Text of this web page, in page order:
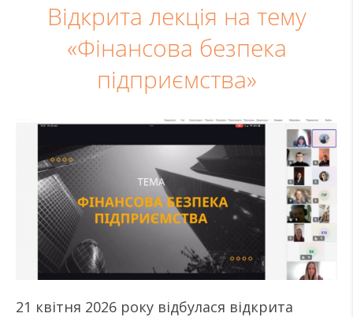
Відкрита лекція на тему
«Фінансова безпека
підприємства»
21 квітня 2026 року відбулася відкрита